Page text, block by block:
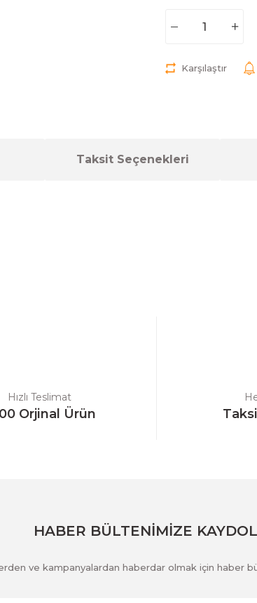
Karşılaştır
Taksit Seçenekleri
Hızlı Teslimat
Orjinal Ürün
HABER BÜLTENİMİZE
ve kampanyalardan haberdar olmak için haber